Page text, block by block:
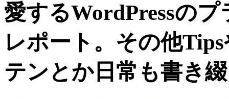
愛するWordPressの
レポート。その他
テンとか日常も書き